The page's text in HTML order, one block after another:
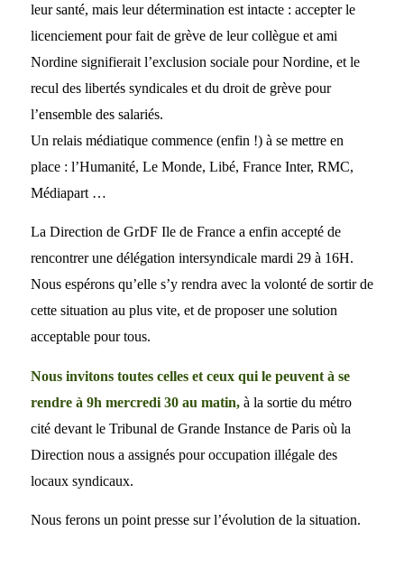
leur santé, mais leur détermination est intacte : accepter le
licenciement pour fait de grève de leur collègue et ami
Nordine signifierait l’exclusion sociale pour Nordine, et le
recul des libertés syndicales et du droit de grève pour
l’ensemble des salariés.
Un relais médiatique commence (enfin !) à se mettre en
place : l’Humanité, Le Monde, Libé, France Inter, RMC,
Médiapart …
La Direction de GrDF Ile de France a enfin accepté de
rencontrer une délégation intersyndicale mardi 29 à 16H.
Nous espérons qu’elle s’y rendra avec la volonté de sortir de
cette situation au plus vite, et de proposer une solution
acceptable pour tous.
Nous invitons toutes celles et ceux qui le peuvent à se
rendre à 9h mercredi 30 au matin,à la sortie du métro
cité devant le Tribunal de Grande Instance de Paris où la
Direction nous a assignés pour occupation illégale des
locaux syndicaux.
Nous ferons un point presse sur l’évolution de la situation.